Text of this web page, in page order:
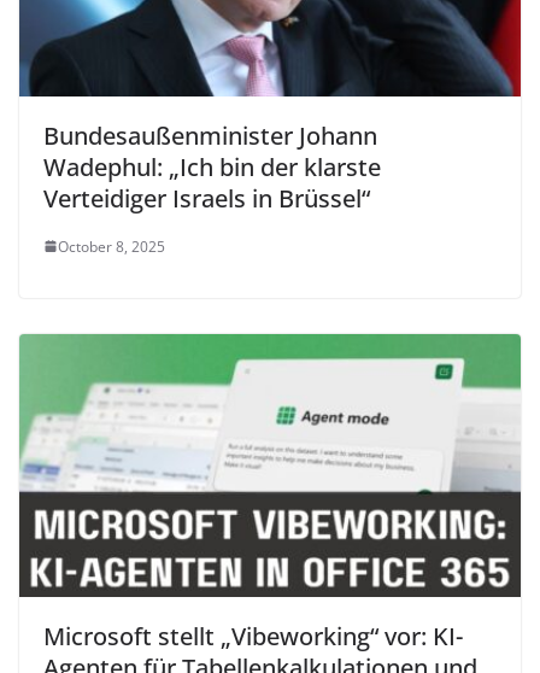
Bundesaußenminister Johann
Wadephul: „Ich bin der klarste
Verteidiger Israels in Brüssel“
October 8, 2025
Microsoft stellt „Vibeworking“ vor: KI-